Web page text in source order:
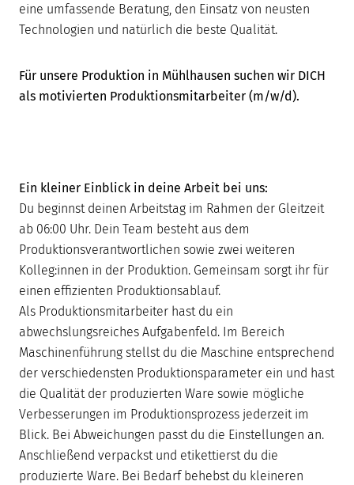
eine umfassende Beratung, den Einsatz von neusten
Technologien und natürlich die beste Qualität.
Für unsere Produktion in Mühlhausen suchen wir DICH
als motivierten Produktionsmitarbeiter (m/w/d).
Ein kleiner Einblick in deine Arbeit bei uns:
Du beginnst deinen Arbeitstag im Rahmen der Gleitzeit
ab 06:00 Uhr. Dein Team besteht aus dem
Produktionsverantwortlichen sowie zwei weiteren
Kolleg:innen in der Produktion. Gemeinsam sorgt ihr für
einen effizienten Produktionsablauf.
Als Produktionsmitarbeiter hast du ein
abwechslungsreiches Aufgabenfeld. Im Bereich
Maschinenführung stellst du die Maschine entsprechend
der verschiedensten Produktionsparameter ein und hast
die Qualität der produzierten Ware sowie mögliche
Verbesserungen im Produktionsprozess jederzeit im
Blick. Bei Abweichungen passt du die Einstellungen an.
Anschließend verpackst und etikettierst du die
produzierte Ware. Bei Bedarf behebst du kleineren